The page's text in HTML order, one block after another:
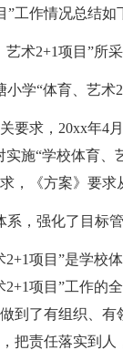
工作情况总结如
艺术2+1项目”所
学“体育、艺术
要求，20xx年4
实施“学校体育
，《方案》要求
系，强化了目标
2+1项目”是学校
2+1项目”工作的
到了有组织、
把责任落实到人